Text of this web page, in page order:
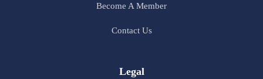
Become A Member
Contact Us
Legal